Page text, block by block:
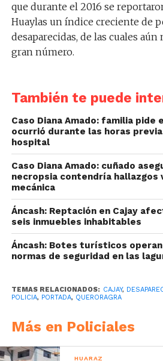
que durante el 2016 se
Huaylas un índice creciente de
desaparecidas, de las cuales
gran número.
También te puede
Caso Diana Amado: familia pide
ocurrió durante las horas
hospital
Caso Diana Amado: cuñado
necropsia contendría hallazgos
mecánica
Áncash: Reptación en Cajay
seis inmuebles inhabitables
Áncash: Botes turísticos
normas de seguridad en las
TEMAS RELACIONADOS: CAJAY,
POLICIA, PORTADA, QUERORAGRA
Más en Policiales
HUARAZ